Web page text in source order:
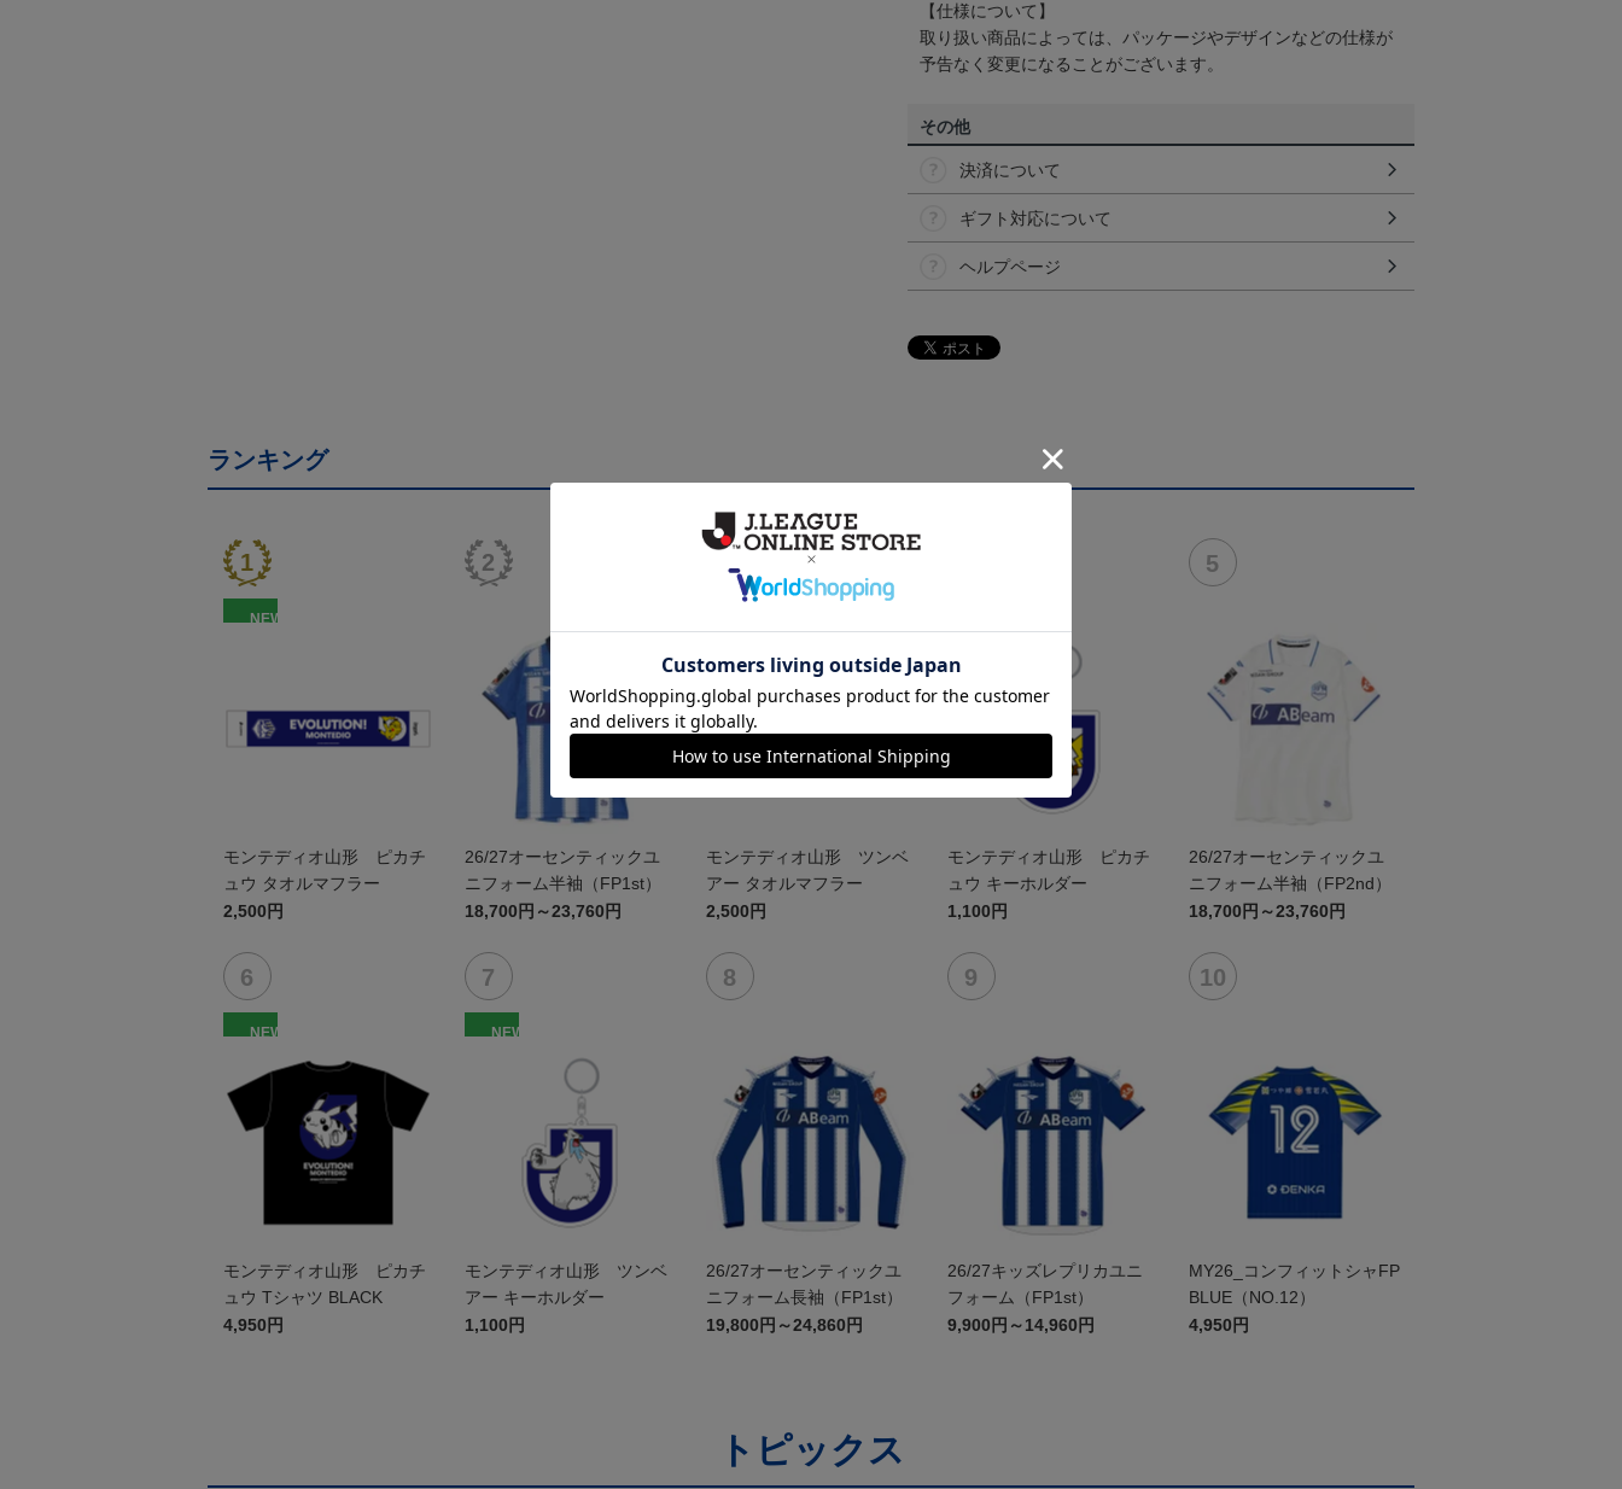
【仕様について】
取り扱い商品によっては、パッケージやデザインなどの仕様が
予告なく変更になることがございます。
その他
決済について
ギフト対応について
ヘルプページ
ランキング
NEW
モンテディオ山形 ピカチ
ュウ タオルマフラー
2,500円
26/27オーセンティックユ
ニフォーム半袖（FP1st）
18,700円～23,760円
モンテディオ山形 ツンベ
アー タオルマフラー
2,500円
モンテディオ山形 ピカチ
ュウ キーホルダー
1,100円
26/27オーセンティックユ
ニフォーム半袖（FP2nd）
18,700円～23,760円
NEW
モンテディオ山形 ピカチ
ュウ Tシャツ BLACK
4,950円
NEW
モンテディオ山形 ツンベ
アー キーホルダー
1,100円
26/27オーセンティックユ
ニフォーム長袖（FP1st）
19,800円～24,860円
26/27キッズレプリカユニ
フォーム（FP1st）
9,900円～14,960円
MY26_コンフィットシャFP
BLUE（NO.12）
4,950円
トピックス